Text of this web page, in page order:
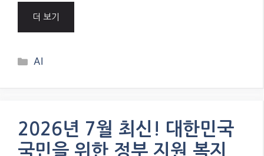
더 보기
Categories
AI
2026년 7월 최신! 대한민국
국민을 위한 정부 지원 복지